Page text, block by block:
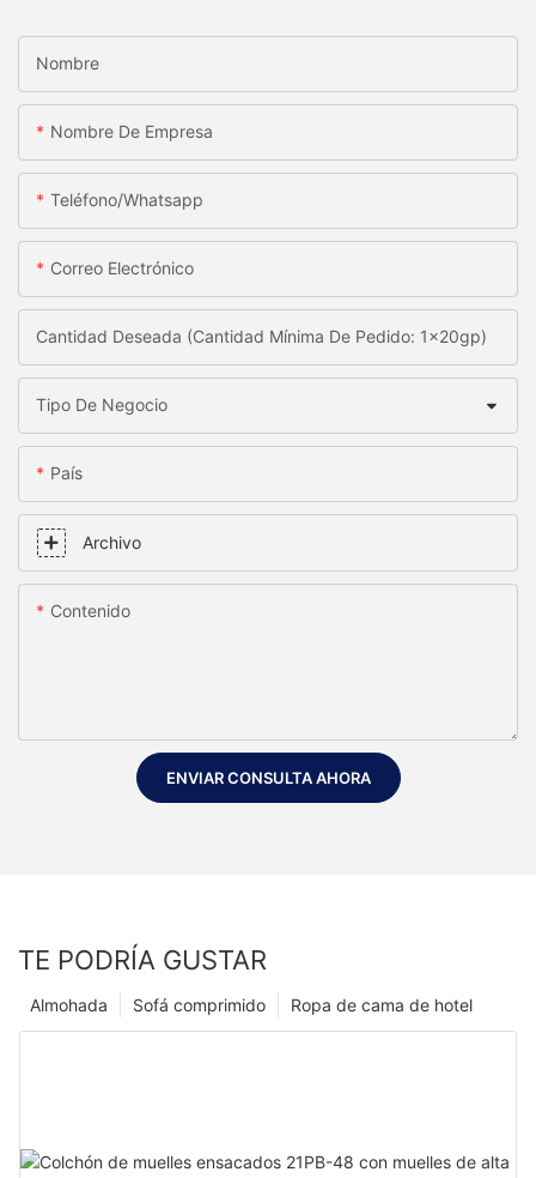
Nombre
Nombre De Empresa
Teléfono/whatsapp
Correo Electrónico
Cantidad Deseada (Cantidad Mínima De Pedido: 1x20gp)
Tipo De Negocio
País
Archivo
Contenido
ENVIAR CONSULTA AHORA
TE PODRÍA GUSTAR
Ropa de cama de hotel
Sofá comprimido
Almohada